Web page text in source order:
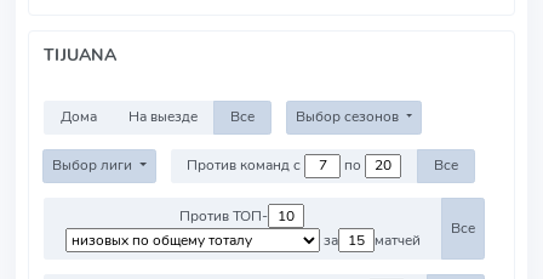
TIJUANA
Дома На выезде Все Выбор сезонов
Выбор лиги Против команд с по Все
Против ТОП-
за
матчей
Все